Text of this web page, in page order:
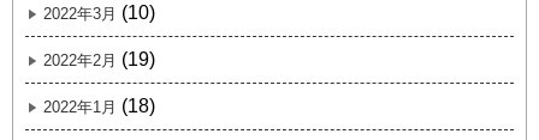
2022年3月 (10)
2022年2月 (19)
2022年1月 (18)